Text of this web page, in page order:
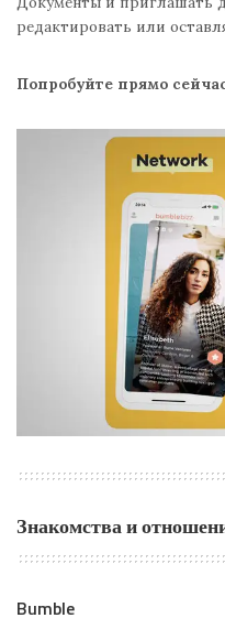
редактировать или
Попробуйте прямо
Знакомства и
Bumble